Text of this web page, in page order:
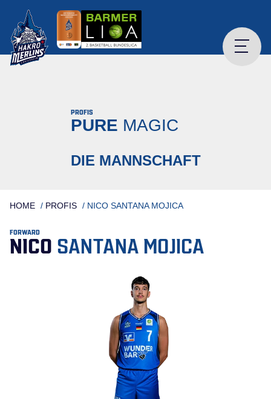
content
PROFIS
PURE MAGIC
DIE MANNSCHAFT
HOME / PROFIS / NICO SANTANA MOJICA
FORWARD
NICO SANTANA MOJICA